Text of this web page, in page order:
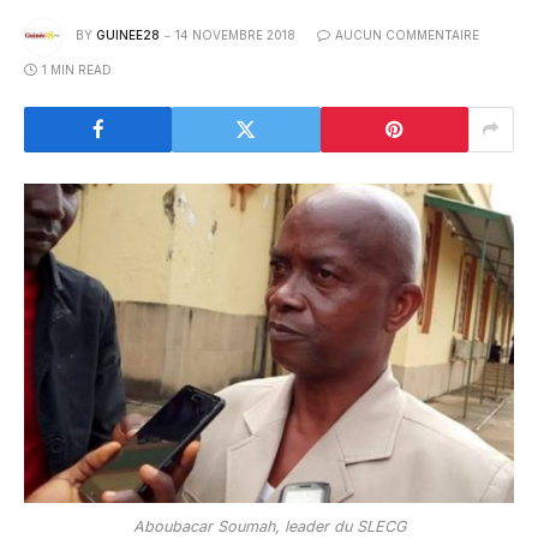
BY GUINEE28 14 NOVEMBRE 2018 AUCUN COMMENTAIRE
1 MIN READ
Aboubacar Soumah, leader du SLECG